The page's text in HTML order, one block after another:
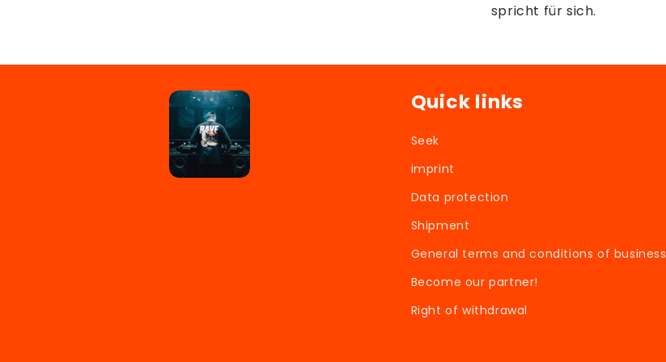
spricht für sich.
Quick links
Seek
imprint
Data protection
Shipment
General terms and conditions of business
Become our partner!
Right of withdrawal